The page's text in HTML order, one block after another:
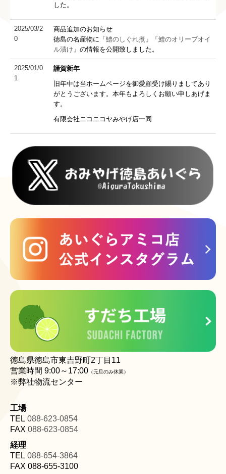
徳島県徳島市東吉野町2丁目11
営業時間 9:00～17:00 （元旦のみ休業）
※弊社物流センター
工場
TEL 088-623-0854
FAX 088-623-0854
経理
TEL 088-654-3864
FAX 088-655-3100
した。
2025/03/2
0
商品追加のお知らせ
徳島の名産物に「 鱧のしぐれ煮 」「 鱧のオリーブオイ
ル漬け 」の情報を公開致しました。
2025/01/0
1
謹賀新年
旧年中は当ホームページを御愛顧受け賜りましてあり
がとうございます。本年もよろしくお願い申しあげま
す。
有限会社ニコニコヤみやげ店一同